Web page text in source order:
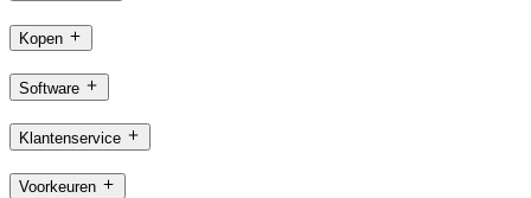
Kopen
Software
Klantenservice
Voorkeuren